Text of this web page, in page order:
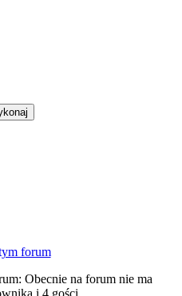
forum
Obecnie na forum nie ma
i 4 gości